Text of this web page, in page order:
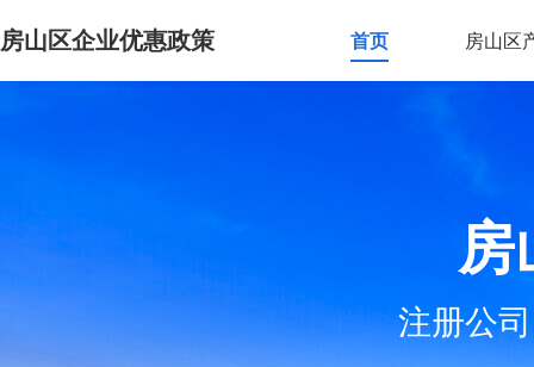
房山区企业优惠政策 首页 房山区
房
注册公